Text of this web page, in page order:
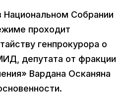
Собрании
проходит
генпрокурора о
депутата от фракции
Вардана Осканяна